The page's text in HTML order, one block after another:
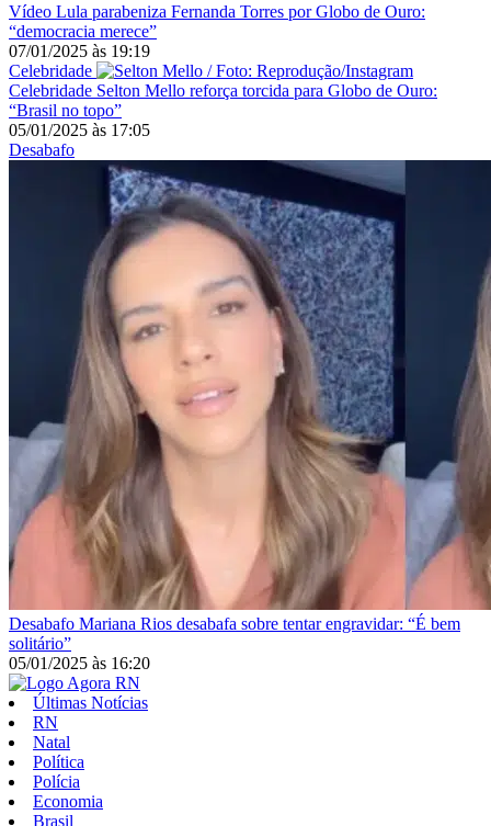
Vídeo Lula parabeniza Fernanda Torres por Globo de Ouro:
“democracia merece”
07/01/2025 às 19:19
Celebridade
Celebridade Selton Mello reforça torcida para Globo de Ouro:
“Brasil no topo”
05/01/2025 às 17:05
Desabafo
Desabafo Mariana Rios desabafa sobre tentar engravidar: “É bem
solitário”
05/01/2025 às 16:20
Últimas Notícias
RN
Natal
Política
Polícia
Economia
Brasil